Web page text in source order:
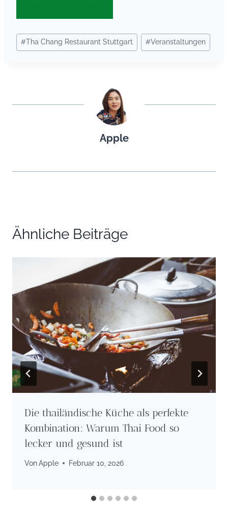
Schlagworte:
#Tha Chang Restaurant Stuttgart #Veranstaltungen
Apple
Ähnliche Beiträge
Die thailändische Küche als perfekte
Kombination: Warum Thai Food so
lecker und gesund ist
VonApple Februar 10, 2026